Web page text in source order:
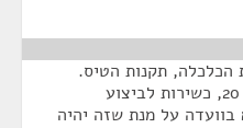
הכלכלה, תקנות הטיס.
בישיבה הקודמת היה לנו בסעיף 20, כשירות לביצוע
בוועדה על מנת שזה יהיה